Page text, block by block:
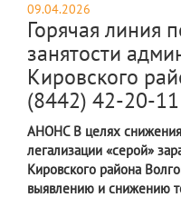
09.04.2026
Горячая линия
занятости
Кировского
(8442) 42-20-11
АНОНС В целях
легализации «серой»
Кировского района
выявлению и снижению